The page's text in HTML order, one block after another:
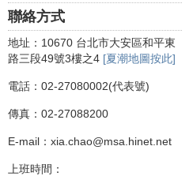
聯絡方式
地址：10670 台北市大安區和平東
路三段49號3樓之4 [夏潮地圖按此]
電話：02-27080002(代表號)
傳真：02-27088200
E-mail：xia.chao@msa.hinet.net
上班時間：